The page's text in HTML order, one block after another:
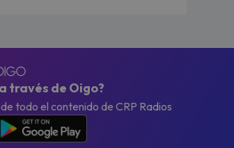
través de Oigo?
todo el contenido de CRP Radios